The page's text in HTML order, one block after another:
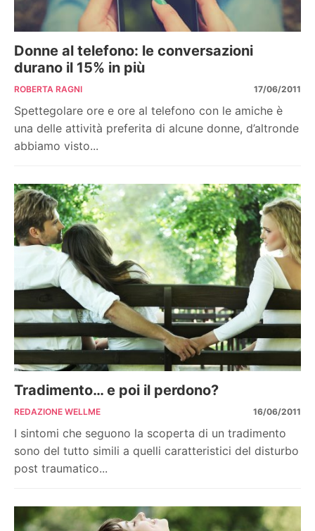
Donne al telefono: le conversazioni
durano il 15% in più
ROBERTA RAGNI 17/06/2011
Spettegolare ore e ore al telefono con le amiche è
una delle attività preferita di alcune donne, d’altronde
abbiamo visto...
Tradimento… e poi il perdono?
REDAZIONE WELLME 16/06/2011
I sintomi che seguono la scoperta di un tradimento
sono del tutto simili a quelli caratteristici del disturbo
post traumatico...